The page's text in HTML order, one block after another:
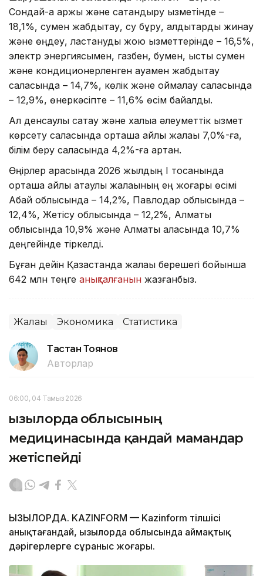
Сондай-ақ қаржы және сақтандыру қызметінде –
18,1%, сумен жабдықтау, су бұру, қалдықтарды жинау
және өңдеу, ластануды жою қызметтерінде – 16,5%,
электр энергиясымен, газбен, бумен, ыстық сумен
және кондиционерленген ауамен жабдықтау
саласында – 14,7%, көлік және қоймалау саласында
– 12,9%, өнеркәсіпте – 11,6% өсім байқалды.
Ал денсаулық сақтау және халыққа әлеуметтік қызмет
көрсету саласында орташа айлық жалақы 7,0%-ға,
білім беру саласында 4,2%-ға артқан.
Өңірлер арасында 2026 жылдың I тоқсанында
орташа айлық атаулы жалақының ең жоғары өсімі
Абай облысында – 14,2%, Павлодар облысында –
12,4%, Жетісу облысында – 12,2%, Алматы
облысында 10,9% және Алматы қаласында 10,7%
деңгейінде тіркелді.
Бұған дейін Қазақстанда жалақы берешегі бойынша
642 млн теңге анықталғанын жазғанбыз.
Жалақы Экономика Статистика
Тастан Тоянов
Авторлар
06:00, 04 Тамыз 2026
Қызылорда облысының
медицинасында қандай мамандар
жетіспейді
ҚЫЗЫЛОРДА. KAZINFORM — Kazinform тілшісі
анықтағандай, Қызылорда облысында аймақтық
дәрігерлерге сұраныс жоғары.